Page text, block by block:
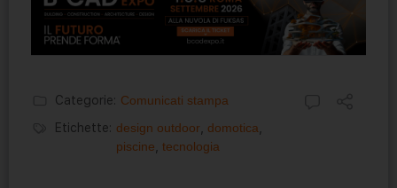
Categorie: Comunicati stampa
Etichette: design outdoor domotica
piscine tecnologia